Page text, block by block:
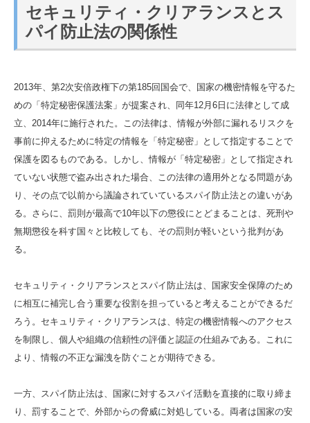
セキュリティ・クリアランスとス
パイ防止法の関係性
2013年、第2次安倍政権下の第185回国会で、国家の機密情報を守るた
めの「特定秘密保護法案」が提案され、同年12月6日に法律として成
立、2014年に施行された。この法律は、情報が外部に漏れるリスクを
事前に抑えるために特定の情報を「特定秘密」として指定することで
保護を図るものである。しかし、情報が「特定秘密」として指定され
ていない状態で盗み出された場合、この法律の適用外となる問題があ
り、その点で以前から議論されていているスパイ防止法との違いがあ
る。さらに、罰則が最高で10年以下の懲役にとどまることは、死刑や
無期懲役を科す国々と比較しても、その罰則が軽いという批判があ
る。
セキュリティ・クリアランスとスパイ防止法は、国家安全保障のため
に相互に補完し合う重要な役割を担っていると考えることができるだ
ろう。セキュリティ・クリアランスは、特定の機密情報へのアクセス
を制限し、個人や組織の信頼性の評価と認証の仕組みである。これに
より、情報の不正な漏洩を防ぐことが期待できる。
一方、スパイ防止法は、国家に対するスパイ活動を直接的に取り締ま
り、罰することで、外部からの脅威に対処している。両者は国家の安